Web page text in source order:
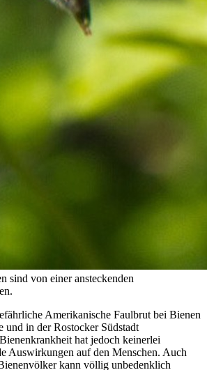
sind von einer ansteckenden
Amerikanische Faulbrut bei Bienen
und in der Rostocker Südstadt
hat jedoch keinerlei
Auswirkungen auf den Menschen. Auch
kann völlig unbedenklich